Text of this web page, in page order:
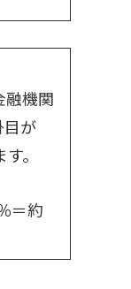
融機関
目が
。
＝約